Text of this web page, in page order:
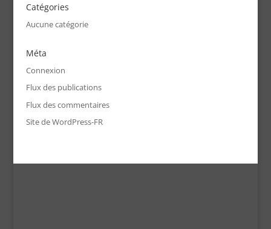
Catégories
Aucune catégorie
Méta
Connexion
Flux des publications
Flux des commentaires
Site de WordPress-FR